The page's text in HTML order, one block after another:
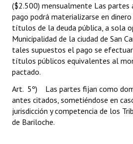
($2.500) mensualmente Las partes
pago podrá materializarse en
títulos de la deuda pública, a sola
Municipalidad de la ciudad de San
tales supuestos el pago se
títulos públicos equivalentes al
pactado.
Art. 5º) Las partes fijan como
antes citados, sometiéndose en
jurisdicción y competencia de los
de Bariloche.